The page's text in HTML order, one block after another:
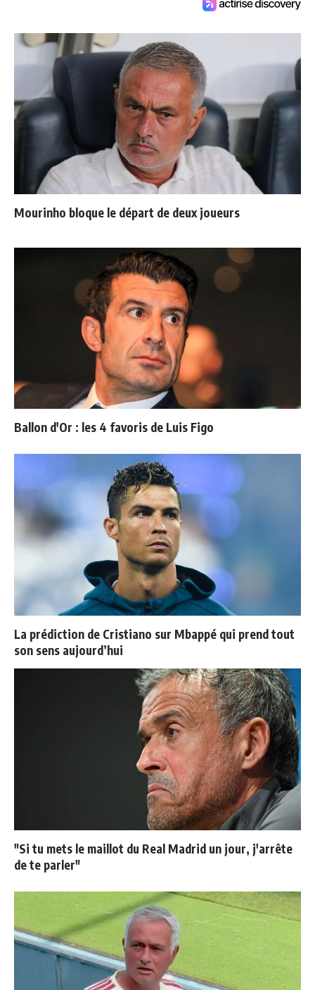
Mourinho bloque le départ de deux joueurs
Ballon d'Or : les 4 favoris de Luis Figo
La prédiction de Cristiano sur Mbappé qui prend tout
son sens aujourd’hui
"Si tu mets le maillot du Real Madrid un jour, j'arrête
de te parler"